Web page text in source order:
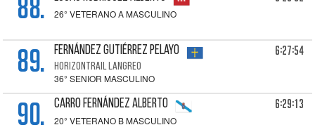
88. 26° VETERANO A MASCULINO
89. FERNÁNDEZ GUTIÉRREZ Pelayo
HORIZONTRAIL LANGREO
36° SENIOR MASCULINO
6:27:54
90. CARRO FERNÁNDEZ Alberto
20° VETERANO B MASCULINO
6:29:13